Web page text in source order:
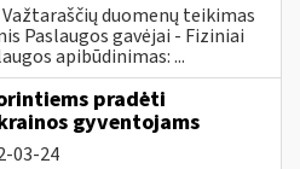
duomenų teikimas
Paslaugos gavėjai - Fiziniai
apibūdinimas: ...
pradėti
gyventojams
03-24